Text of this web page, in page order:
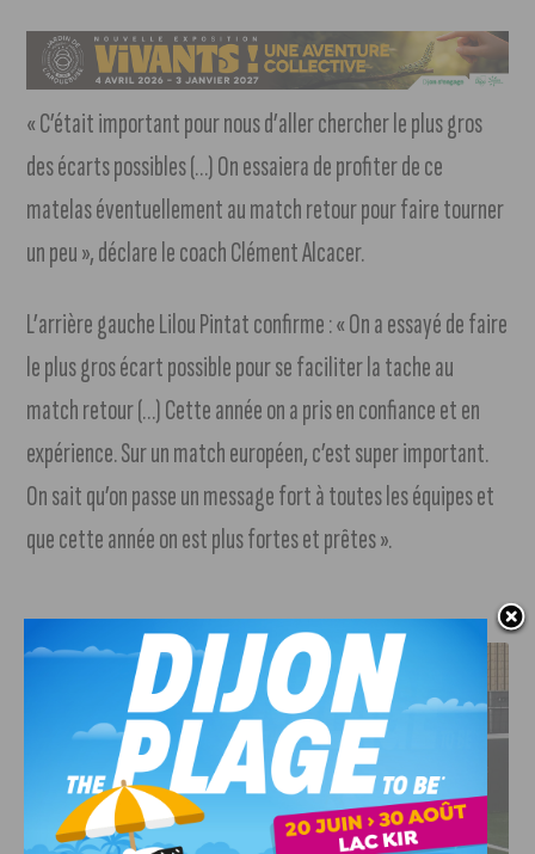
« C’était important pour nous d’aller chercher le plus gros
des écarts possibles (…) On essaiera de profiter de ce
matelas éventuellement au match retour pour faire tourner
un peu », déclare le coach Clément Alcacer.
L’arrière gauche Lilou Pintat confirme : « On a essayé de faire
le plus gros écart possible pour se faciliter la tache au
match retour (…) Cette année on a pris en confiance et en
expérience. Sur un match européen, c’est super important.
On sait qu’on passe un message fort à toutes les équipes et
que cette année on est plus fortes et prêtes ».
J'AIME LE DFCO
DFCO : RENCONTRE AVEC PIERRE-HENRI DEBALLON,